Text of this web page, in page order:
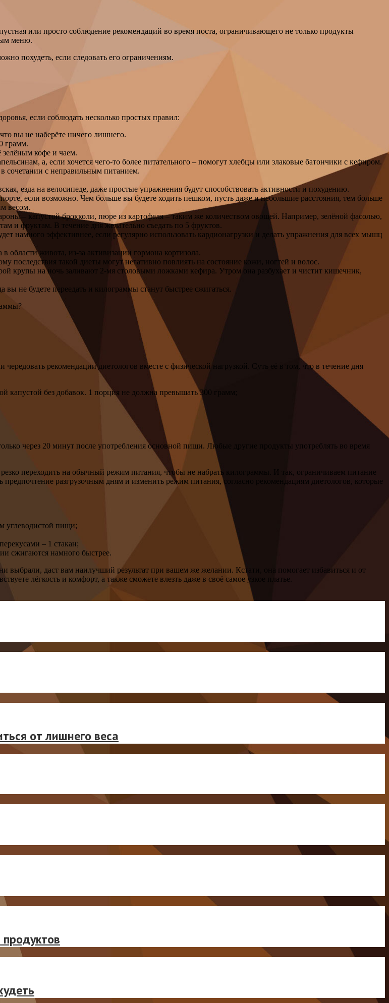
или просто соблюдение рекомендаций во время поста, ограничивающего не только продукты
меню.
похудеть, если следовать его ограничениям.
если соблюдать несколько простых правил:
вы не наберёте ничего лишнего.
грамм.
кофе и чаем.
а, если хочется чего-то более питательного – помогут хлебцы или злаковые батончики с кефиром.
в сочетании с неправильным питанием.
езда на велосипеде, даже простые упражнения будут способствовать активности и похудению.
если возможно. Чем больше вы будете ходить пешком, пусть даже и небольшие расстояния, тем больше
весом.
– капустой брокколи, пюре из картофеля – таким же количеством овощей. Например, зелёной фасолью,
и фруктам. В течение дня желательно съедать по 5 фруктов.
намного эффективнее, если регулярно использовать кардионагрузки и делать упражнения для всех мышц
живота, из-за активизации гормона кортизола.
последствия такой диеты могут негативно повлиять на состояние кожи, ногтей и волос.
крупы на ночь заливают 2-мя столовыми ложками кефира. Утром она разбухает и чистит кишечник,
не будете переедать и килограммы станут быстрее сжигаться.
рекомендации диетологов вместе с физической нагрузкой. Суть её в том, что в течение дня
капустой без добавок. 1 порция не должна превышать 300 грамм;
через 20 минут после употребления основной пищи. Любые другие продукты употреблять во время
переходить на обычный режим питания, чтобы не набрать килограммы. И так, ограничиваем питание
разгрузочным дням и изменить режим питания, согласно рекомендациям диетологов, которые
углеводистой пищи;
– 1 стакан;
сжигаются намного быстрее.
выбрали, даст вам наилучший результат при вашем же желании. Кстати, она помогает избавиться и от
лёгкость и комфорт, а также сможете влезть даже в своё самое узкое платье.
от лишнего веса